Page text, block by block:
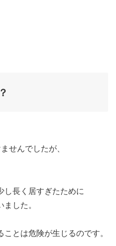
せんでしたが、
し長く居すぎたために
した。
とは危険が生じるのです。